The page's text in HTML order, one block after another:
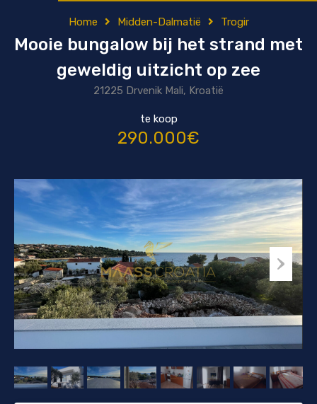
Home Midden-Dalmatië Trogir
Mooie bungalow bij het strand met
geweldig uitzicht op zee
21225 Drvenik Mali, Kroatië
te koop
290.000€